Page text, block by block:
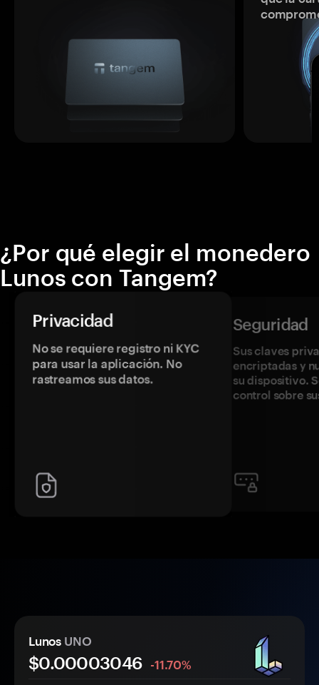
¿Por qué elegir el monedero
Lunos con Tangem?
Privacidad
No se requiere registro ni KYC
para usar la aplicación. No
rastreamos sus datos.
Seguridad
Sus claves
encriptadas y
su dispositivo.
control sobre
Lunos UNO
$0.00003046
-11.70%